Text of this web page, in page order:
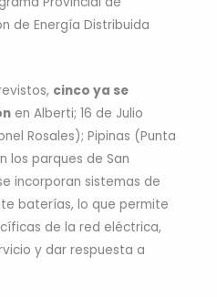
de Energía Distribuida
cinco ya se
en Alberti; 16 de Julio
Rosales); Pipinas (Punta
los parques de San
incorporan sistemas de
baterías, lo que permite
de la red eléctrica,
y dar respuesta a